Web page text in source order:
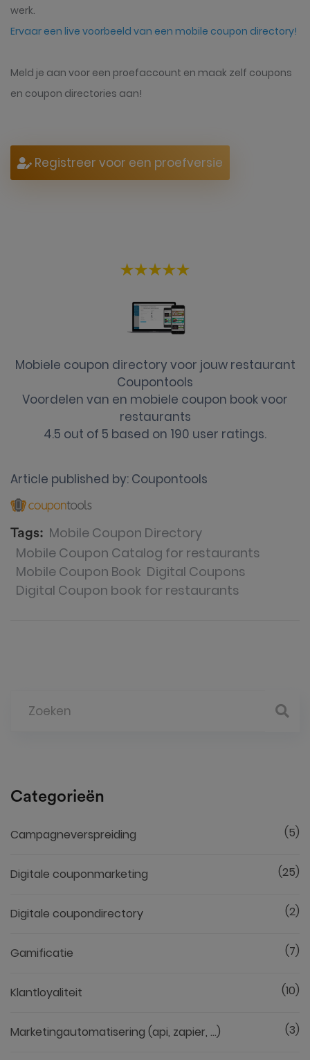
werk.
Ervaar een live voorbeeld van een mobile coupon directory!
Meld je aan voor een proefaccount en maak zelf coupons
en coupon directories aan!
Registreer voor een proefversie
Mobiele coupon directory voor jouw restaurant
Coupontools
Voordelen van en mobiele coupon book voor
restaurants
4.5 out of 5 based on 190 user ratings.
Article published by: Coupontools
Tags: Mobile Coupon Directory
Mobile Coupon Catalog for restaurants
Mobile Coupon Book Digital Coupons
Digital Coupon book for restaurants
Categorieën
Campagneverspreiding (5)
Digitale couponmarketing (25)
Digitale coupondirectory (2)
Gamificatie (7)
Klantloyaliteit (10)
Marketingautomatisering (api, zapier, ...) (3)